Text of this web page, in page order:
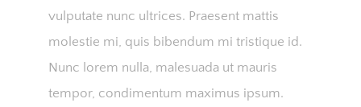
vulputate nunc ultrices. Praesent mattis
molestie mi, quis bibendum mi tristique id.
Nunc lorem nulla, malesuada ut mauris
tempor, condimentum maximus ipsum.